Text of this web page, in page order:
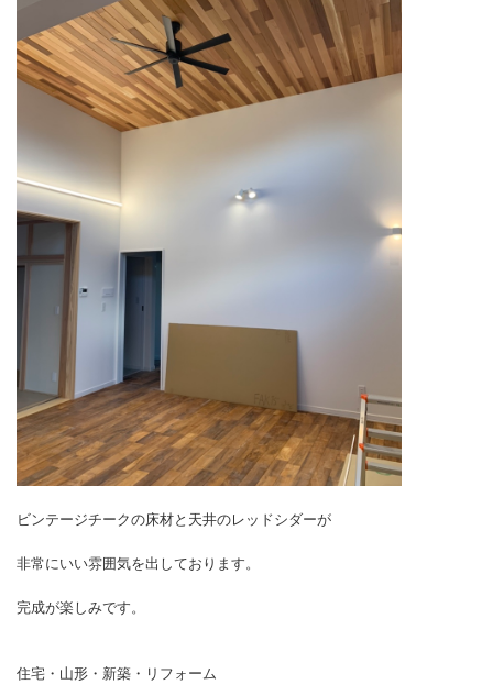
ビンテージチークの床材と天井のレッドシダーが
非常にいい雰囲気を出しております。
完成が楽しみです。
住宅・山形・新築・リフォーム